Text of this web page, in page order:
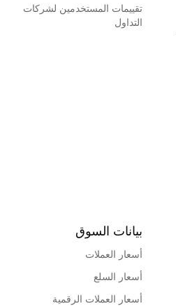
تقييمات المستخدمين لشركات
التداول
بيانات السوق
أسعار العملات
أسعار السلع
أسعار العملات الرقمية